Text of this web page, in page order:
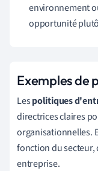
environnement
opportunité
Exemples de
Lespolitiques
directrices claires
organisationnelles.
fonction du secteur,
entreprise.